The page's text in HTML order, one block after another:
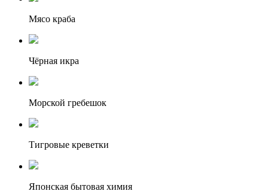
Мясо краба
Чёрная икра
Морской гребешок
Тигровые креветки
Японская бытовая химия